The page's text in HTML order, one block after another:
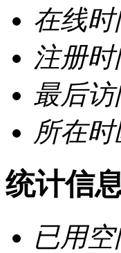
在线时
注册时
最后访
所在时
统计信
已用空